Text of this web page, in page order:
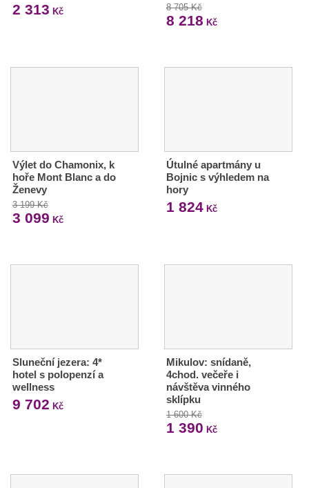
2 313 Kč 8 705 Kč
8 218 Kč
Výlet do Chamonix, k
hoře Mont Blanc a do
Ženevy
3 199 Kč
3 099 Kč
Útulné apartmány u
Bojnic s výhledem na
hory
1 824Kč
Sluneční jezera: 4*
hotel s polopenzí a
wellness
9 702 Kč
Mikulov: snídaně,
4chod. večeře i
návštěva vinného
sklípku
1 600 Kč
1 390 Kč